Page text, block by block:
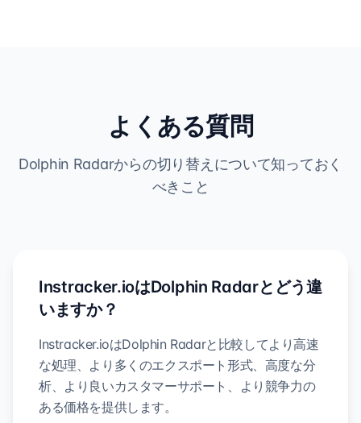
よくある質問
Dolphin Radarからの切り替えについて知っておく
べきこと
Instracker.ioはDolphin Radarとどう違
いますか？
Instracker.ioはDolphin Radarと比較してより高速
な処理、より多くのエクスポート形式、高度な分
析、より良いカスタマーサポート、より競争力の
ある価格を提供します。